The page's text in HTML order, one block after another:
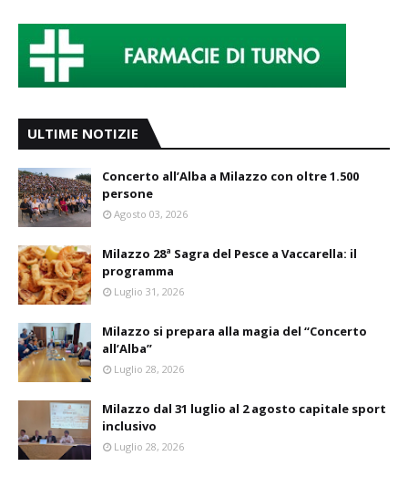
ULTIME NOTIZIE
Concerto all’Alba a Milazzo con oltre 1.500
persone
Agosto 03, 2026
Milazzo 28ª Sagra del Pesce a Vaccarella: il
programma
Luglio 31, 2026
Milazzo si prepara alla magia del “Concerto
all’Alba”
Luglio 28, 2026
Milazzo dal 31 luglio al 2 agosto capitale sport
inclusivo
Luglio 28, 2026